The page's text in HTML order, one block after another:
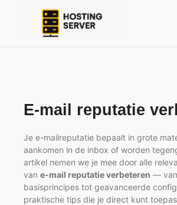
E-mail reputatie
Je e-mailreputatie bepaalt in grote
aankomen in de inbox of worden
artikel nemen we je mee door alle
van e-mail reputatie verbeteren —
basisprincipes tot geavanceerde
praktische tips die je direct kunt